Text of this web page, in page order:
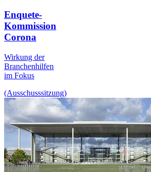
Enquete-
Kommission
Corona
Wirkung der
Branchenhilfen
im Fokus
(Ausschusssitzung)